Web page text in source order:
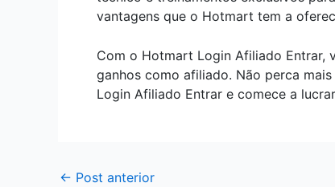
vantagens que o Hotmart tem a
Com o Hotmart Login Afiliado Entrar,
ganhos como afiliado. Não perca
Login Afiliado Entrar e comece a
← Post anterior